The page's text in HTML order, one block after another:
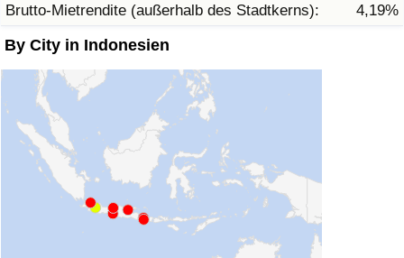
Brutto-Mietrendite (außerhalb des Stadtkerns):
4,19%
By City in Indonesien
Verkehrs-Index nach Land